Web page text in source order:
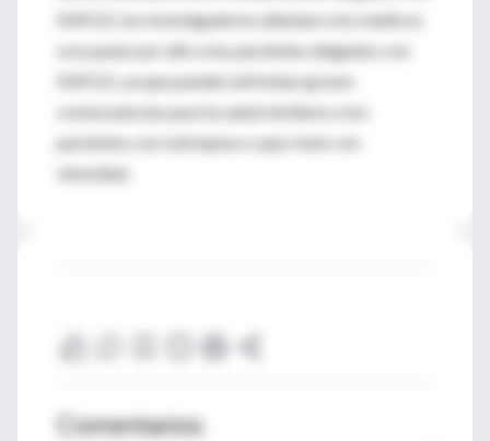
NAFLD, los investigadores alientan a los médicos
a no pasar por alto a los pacientes delgados con
NAFLD, ya que pueden enfrentar graves
consecuencias para la salud similares a los
pacientes con sobrepeso o que viven con
obesidad.
Comentarios